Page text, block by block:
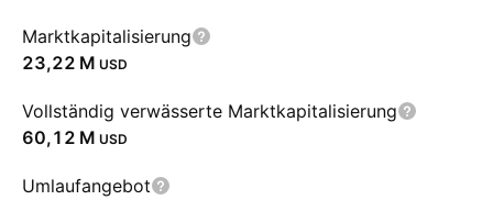
Marktkapitalisierung
‪23,22 M‬ USD
Vollständig verwässerte Marktkapitalisierung
‪60,12 M‬ USD
Umlaufangebot